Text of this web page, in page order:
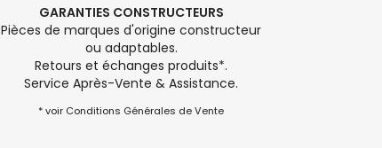
GARANTIES CONSTRUCTEURS
Pièces de marques d'origine constructeur
ou adaptables.
Retours et échanges produits*.
Service Après-Vente & Assistance.
* voir Conditions Générales de Vente